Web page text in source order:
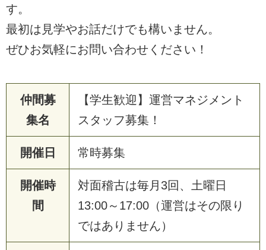
す。
最初は見学やお話だけでも構いません。
ぜひお気軽にお問い合わせください！
仲間募
集名
【学生歓迎】運営マネジメント
スタッフ募集！
開催日 常時募集
開催時
間
対面稽古は毎月3回、土曜日
13:00～17:00（運営はその限り
ではありません）